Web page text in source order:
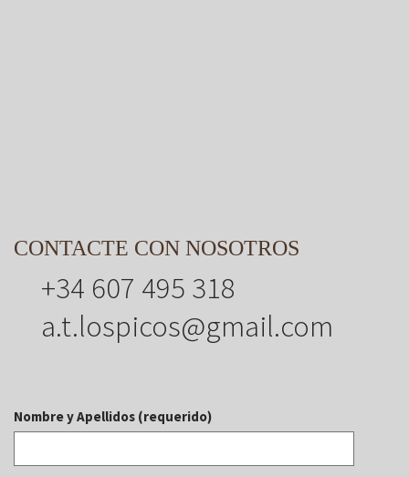
CONTACTE CON NOSOTROS
+34 607 495 318
a.t.lospicos@gmail.com
Nombre y Apellidos (requerido)